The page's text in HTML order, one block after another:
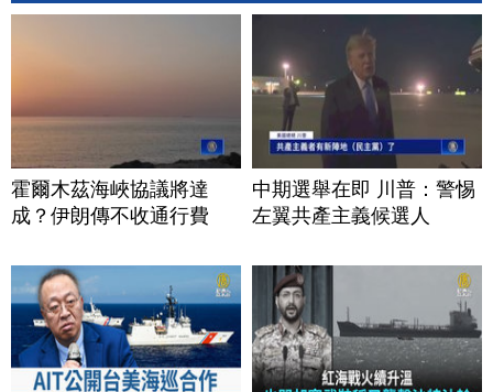
霍爾木茲海峽協議將達
成？伊朗傳不收通行費
中期選舉在即 川普：警惕
左翼共產主義候選人